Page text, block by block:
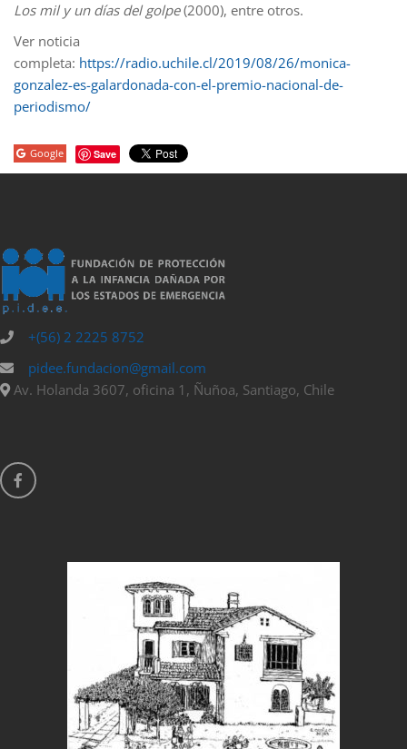
Los mil y un días del golpe(2000), entre otros.
Ver noticia
completa: https://radio.uchile.cl/2019/08/26/monica-
gonzalez-es-galardonada-con-el-premio-nacional-de-
periodismo/
Google Save
+(56) 2 2225 8752
pidee.fundacion@gmail.com
Av. Holanda 3607, oficina 1, Ñuñoa, Santiago, Chile